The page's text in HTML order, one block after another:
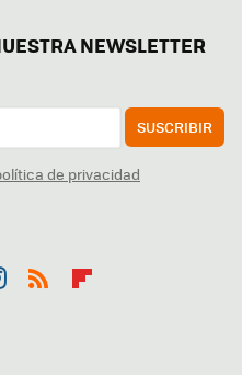
NEWSLETTER
SUSCRIBIR
de privacidad